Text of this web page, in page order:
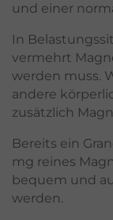
und einer
In
vermehrt
werden muss.
andere
zusätzlich
Bereits ein
mg reines
bequem und
werden.